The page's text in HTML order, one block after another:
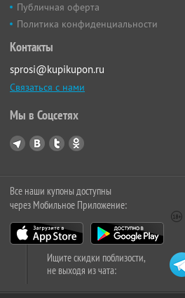
Публичная оферта
Политика конфиденциальности
Контакты
sprosi@kupikupon.ru
Связаться с нами
Мы в Соцсетях
Все наши купоны доступны
через Мобильное Приложение:
Ищите скидки поблизости,
не выходя из чата: